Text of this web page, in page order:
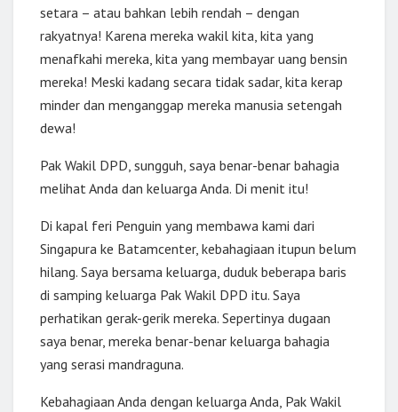
setara – atau bahkan lebih rendah – dengan
rakyatnya! Karena mereka wakil kita, kita yang
menafkahi mereka, kita yang membayar uang bensin
mereka! Meski kadang secara tidak sadar, kita kerap
minder dan menganggap mereka manusia setengah
dewa!
Pak Wakil DPD, sungguh, saya benar-benar bahagia
melihat Anda dan keluarga Anda. Di menit itu!
Di kapal feri Penguin yang membawa kami dari
Singapura ke Batamcenter, kebahagiaan itupun belum
hilang. Saya bersama keluarga, duduk beberapa baris
di samping keluarga Pak Wakil DPD itu. Saya
perhatikan gerak-gerik mereka. Sepertinya dugaan
saya benar, mereka benar-benar keluarga bahagia
yang serasi mandraguna.
Kebahagiaan Anda dengan keluarga Anda, Pak Wakil